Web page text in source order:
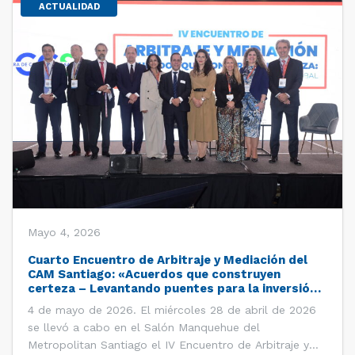
ACTUALIDAD
Mayo 4, 2026
Cuarto Encuentro de Arbitraje y Mediación del
CAM Santiago: «Acuerdos que construyen
certeza – Levantando puentes para la inversión
4 de mayo de 2026. El miércoles 28 de abril de 2026
se llevó a cabo en el Salón Manquehue del
Metropolitan Santiago el IV Encuentro de Arbitraje y